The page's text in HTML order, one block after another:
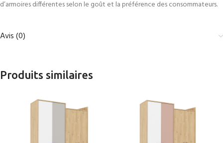
d’armoires différentes selon le goût et la préférence des consommateurs.
Avis (0)
Produits similaires